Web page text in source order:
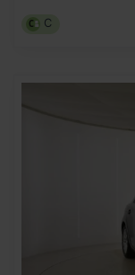
C